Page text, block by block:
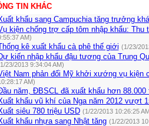
TIN KHÁC
khẩu sang Campuchia tăng trưởng
kiện chống trợ cấp tôm nhập khẩu: Thu
AM)
kê xuất khẩu cà phê thế giới (1/23/
kiến nhập khẩu đậu tương của Trung
23/2013 9:34:04 AM)
Nam phản đối Mỹ khởi xướng vụ kiện
AM)
năm, ĐBSCL đã xuất khẩu hơn 88.000
khẩu vũ khí của Nga năm 2012 vượt
siêu 780 triệu USD (1/22/2013 10:26:25
khẩu nhựa sang Nhật tăng (1/22/2013